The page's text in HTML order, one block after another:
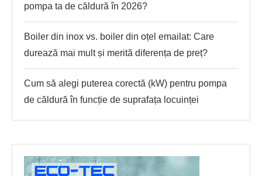
pompa ta de căldură în 2026?
Boiler din inox vs. boiler din oțel emailat: Care
durează mai mult și merită diferența de preț?
Cum să alegi puterea corectă (kW) pentru pompa
de căldură în funcție de suprafața locuinței